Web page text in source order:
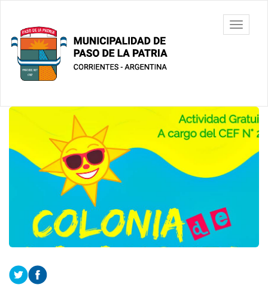
contenido
principal
Municipalidad
de Paso De
La Patria
barra
Contenido
principal